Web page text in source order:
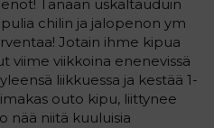
Tänään uskaltauduin
chilin ja jalopenon ym
Jotain ihme kipua
viime viikkoina enenevissä
liikkuessa ja kestää 1-
outo kipu, liittynee
nää niitä kuuluisia